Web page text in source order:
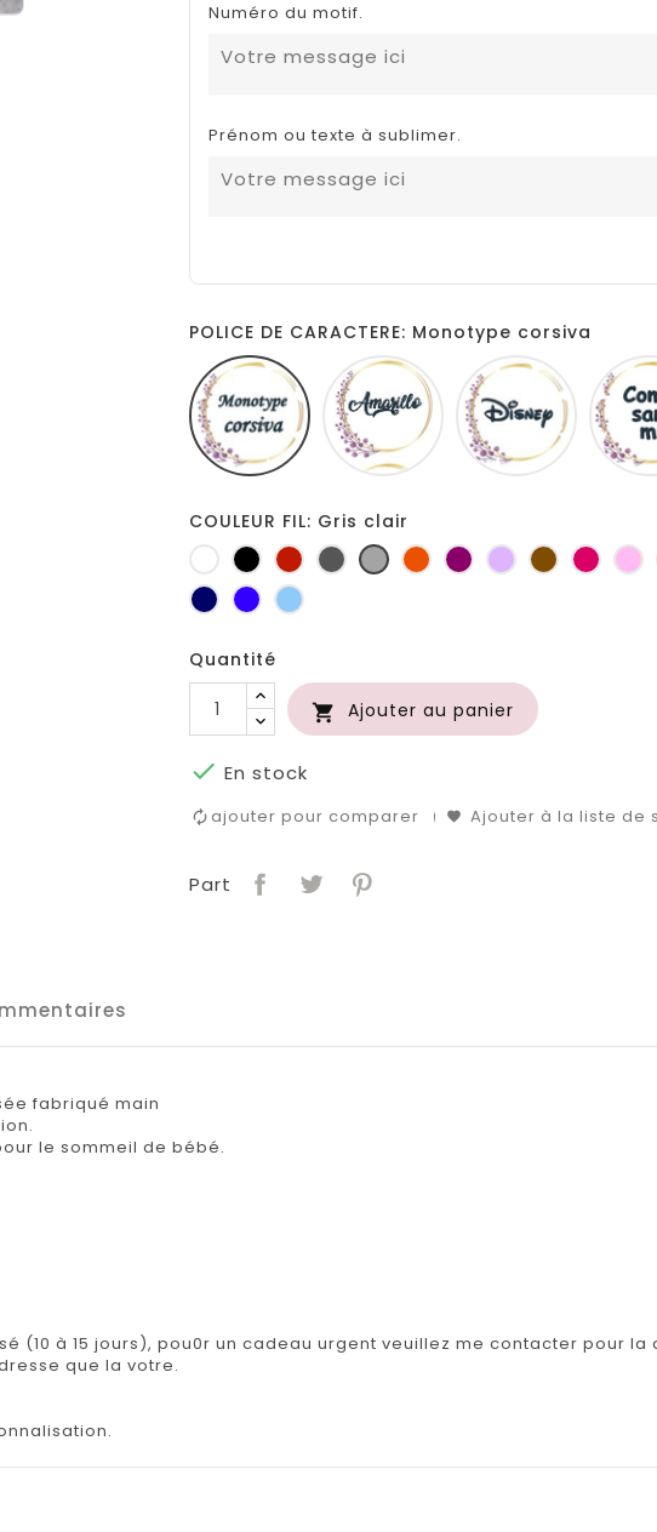
Numéro du motif.
Prénom ou texte à sublimer.
POLICE DE CARACTERE: Monotype corsiva
Monotype
corsiva
Amarillo Disney
COULEUR FIL: Gris clair
BlancNoir RougeGris
foncé
Gris
clair
Orange
PruneLilasMarron
MarineBleu
roi
Bleu
Quantité
 Ajouter au panier
 En stock
ajouter pour comparer Ajouter à la liste de
Part
fabriqué main
le sommeil de bébé.
(10 à 15 jours), pou0r un cadeau urgent veuillez me contacter pour la
que la votre.